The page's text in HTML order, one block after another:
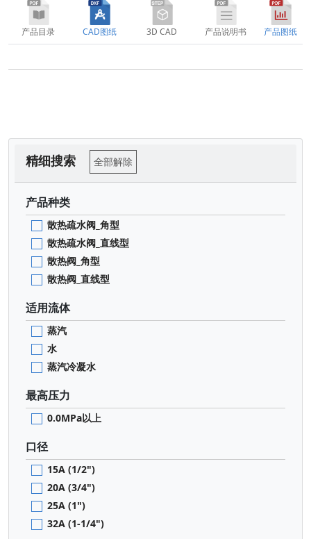
产品目录 CAD图纸 3D CAD 产品说明书 产品图纸
精细搜索 全部解除
产品种类
散热疏水阀_角型
散热疏水阀_直线型
散热阀_角型
散热阀_直线型
适用流体
蒸汽
水
蒸汽冷凝水
最高压力
0.0MPa以上
口径
15A (1/2")
20A (3/4")
25A (1")
32A (1-1/4")